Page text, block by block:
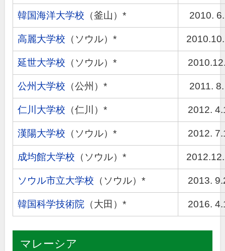
韓国海洋大学校 （釜山）* 2010.
高麗大学校 （ソウル）*
延世大学校 （ソウル）*
公州大学校 （公州）* 2011.
仁川大学校 （仁川）* 2012.
漢陽大学校 （ソウル）* 2012.
成均館大学校 （ソウル）*
ソウル市立大学校 （ソウル）* 2013.
韓国科学技術院 （大田）* 2016.
マレーシア